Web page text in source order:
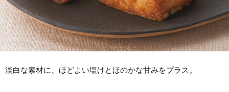
淡白な素材に、ほどよい塩けとほのかな甘みをプラス。